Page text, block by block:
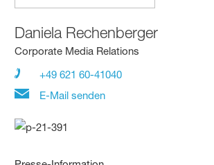
Daniela Rechenberger
Corporate Media Relations
+49 621 60-41040
E-Mail senden